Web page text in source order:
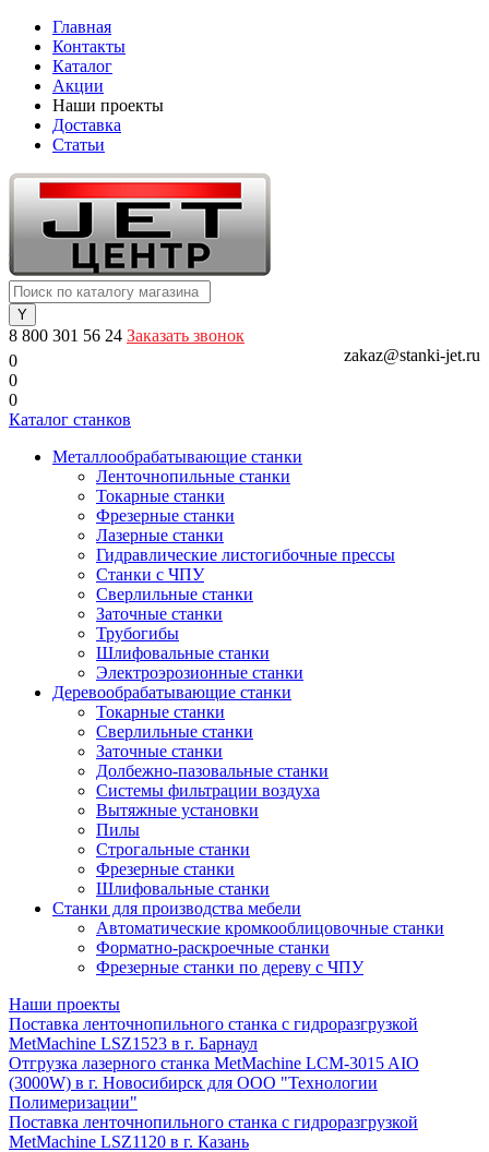
Главная
Контакты
Каталог
Акции
Наши проекты
Доставка
Статьи
8 800 301 56 24 Заказать звонок
zakaz@stanki-jet.ru
0
0
0
Каталог станков
Металлообрабатывающие станки
Ленточнопильные станки
Токарные станки
Фрезерные станки
Лазерные станки
Гидравлические листогибочные прессы
Станки с ЧПУ
Сверлильные станки
Заточные станки
Трубогибы
Шлифовальные станки
Электроэрозионные станки
Деревообрабатывающие станки
Токарные станки
Сверлильные станки
Заточные станки
Долбежно-пазовальные станки
Системы фильтрации воздуха
Вытяжные установки
Пилы
Строгальные станки
Фрезерные станки
Шлифовальные станки
Станки для производства мебели
Автоматические кромкооблицовочные станки
Форматно-раскроечные станки
Фрезерные станки по дереву с ЧПУ
Наши проекты
Поставка ленточнопильного станка c гидроразгрузкой
MetMachine LSZ1523 в г. Барнаул
Отгрузка лазерного станка MetMachine LCM-3015 AIO
(3000W) в г. Новосибирск для ООО "Технологии
Полимеризации"
Поставка ленточнопильного станка c гидроразгрузкой
MetMachine LSZ1120 в г. Казань